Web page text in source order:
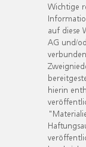
Wichtige
auf diese
AG und/
hierin